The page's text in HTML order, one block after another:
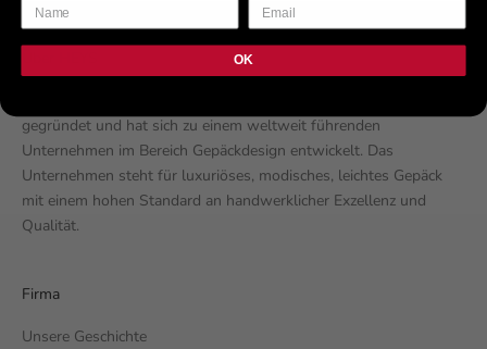
gegründet und hat sich zu einem weltweit führenden
Unternehmen im Bereich Gepäckdesign entwickelt. Das
Unternehmen steht für luxuriöses, modisches, leichtes Gepäck
mit einem hohen Standard an handwerklicher Exzellenz und
Qualität.
Firma
Unsere Geschichte
OK